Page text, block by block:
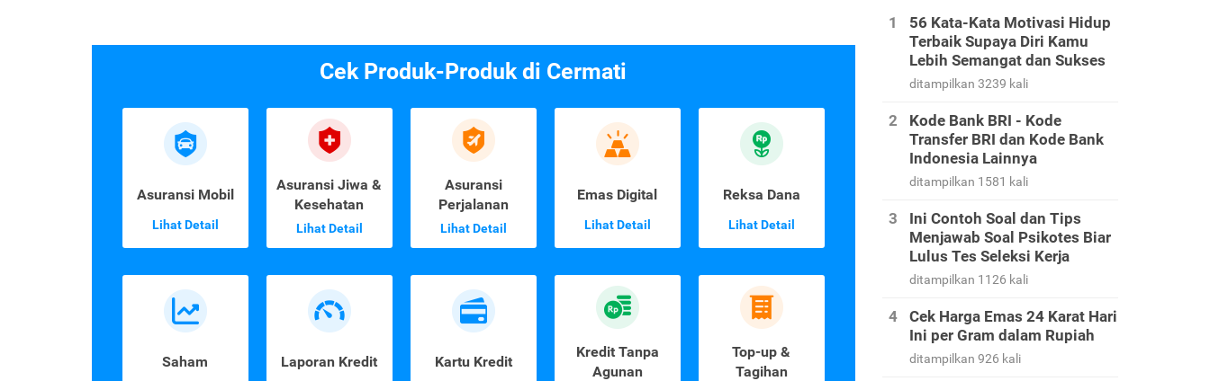
Cek Produk-Produk di Cermati
Asuransi Mobil
Lihat Detail
Asuransi Jiwa &
Kesehatan
Lihat Detail
Asuransi
Perjalanan
Lihat Detail
Emas Digital
Lihat Detail
Reksa Dana
Lihat Detail
Saham Laporan Kredit Kartu Kredit
Kredit Tanpa
Agunan
Top-up &
Tagihan
56 Kata-Kata Motivasi Hidup
Terbaik Supaya Diri Kamu
Lebih Semangat dan Sukses
ditampilkan 3239 kali
Kode Bank BRI - Kode
Transfer BRI dan Kode Bank
Indonesia Lainnya
ditampilkan 1581 kali
Ini Contoh Soal dan Tips
Menjawab Soal Psikotes Biar
Lulus Tes Seleksi Kerja
ditampilkan 1126 kali
Cek Harga Emas 24 Karat Hari
Ini per Gram dalam Rupiah
ditampilkan 926 kali